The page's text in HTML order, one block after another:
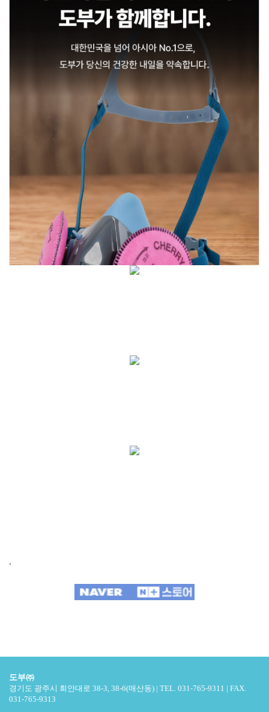
.
도부㈜
경기도 광주시 회안대로 38-3, 38-6(매산동) | TEL. 031-765-9311 | FAX.
031-765-9313